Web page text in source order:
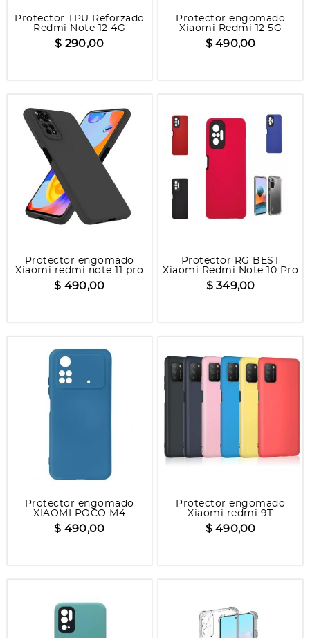
Protector TPU Reforzado
Redmi Note 12 4G
$ 290,00
Protector engomado
Xiaomi Redmi 12 5G
$ 490,00
Protector engomado
Xiaomi redmi note 11 pro
4g/5g
$ 490,00
Protector RG BEST
Xiaomi Redmi Note 10 Pro
$ 349,00
Protector engomado
XIAOMI POCO M4
$ 490,00
Protector engomado
Xiaomi redmi 9T
$ 490,00